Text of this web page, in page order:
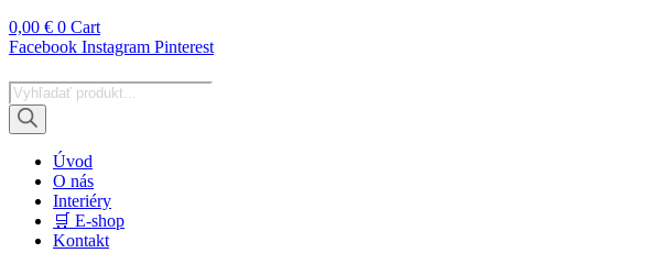
0,00 € 0 Cart
Facebook Instagram Pinterest
Products
search
Úvod
O nás
Interiéry
🛒 E-shop
Kontakt